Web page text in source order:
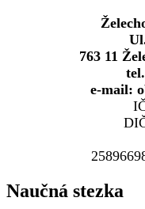
763 11
e-mail:
Naučná stezka